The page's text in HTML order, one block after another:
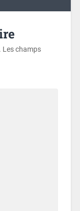
Les champs